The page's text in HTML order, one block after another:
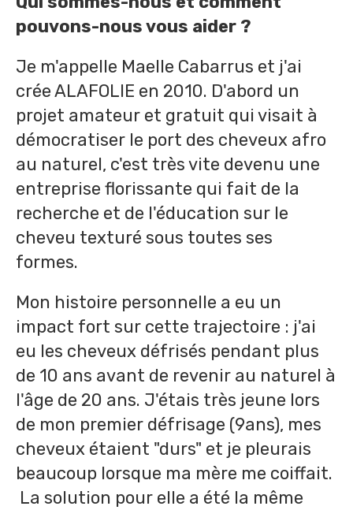
pouvons-nous vous aider ?
Je m'appelle Maelle Cabarrus et j'ai
crée ALAFOLIE en 2010. D'abord un
projet amateur et gratuit qui visait à
démocratiser le port des cheveux afro
au naturel, c'est très vite devenu une
entreprise florissante qui fait de la
recherche et de l'éducation sur le
cheveu texturé sous toutes ses
formes.
Mon histoire personnelle a eu un
impact fort sur cette trajectoire : j'ai
eu les cheveux défrisés pendant plus
de 10 ans avant de revenir au naturel à
l'âge de 20 ans. J'étais très jeune lors
de mon premier défrisage (9ans), mes
cheveux étaient "durs" et je pleurais
beaucoup lorsque ma mère me coiffait.
La solution pour elle a été la même